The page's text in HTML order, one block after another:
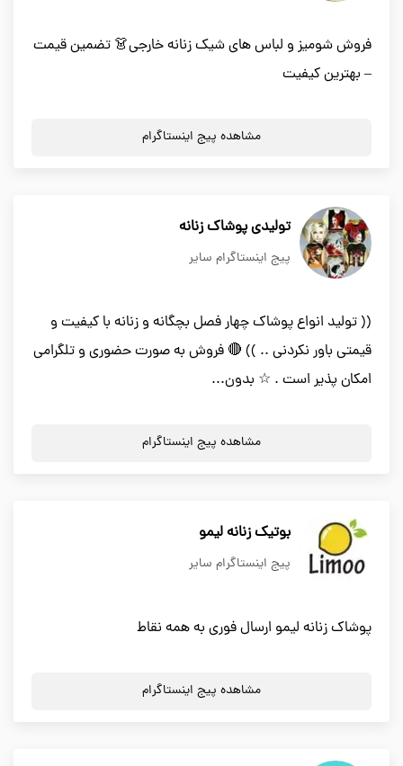
فروش شومیز و لباس های شیک زنانه خارجی👗 تضمین قیمت
– بهترین کیفیت
مشاهده پیج اینستاگرام
تولیدی پوشاک زنانه
پیج اینستاگرام سایر
(( تولید انواع پوشاک چهار فصل بچگانه و زنانه با کیفیت و
قیمتی باور نکردنی .. )) 🔴 فروش به صورت حضوری و تلگرامی
امکان پذیر است . ☆ بدون...
مشاهده پیج اینستاگرام
بوتیک زنانه لیمو
پیج اینستاگرام سایر
پوشاک زنانه لیمو ارسال فوری به همه نقاط
مشاهده پیج اینستاگرام